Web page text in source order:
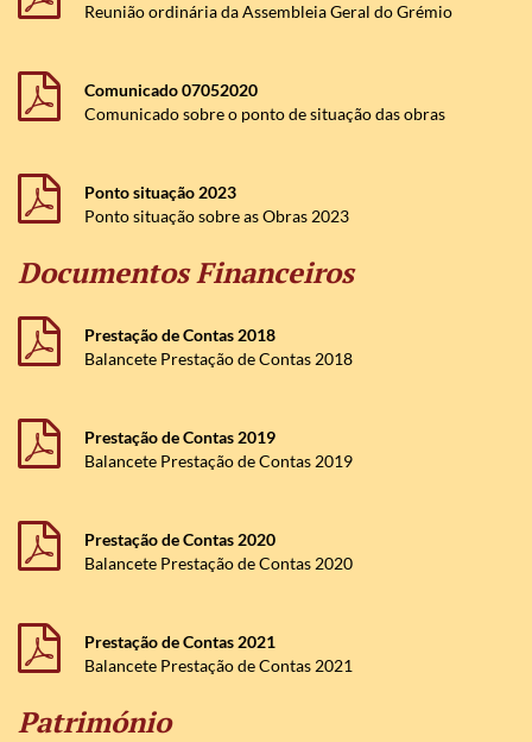
Assembleia Geral do Grémio de Instrução e
Reunião ordinária da Assembleia Geral do Grémio
Pré-Primária, na Rua do Lagar (junto ao Quartel
dos Bombeiros) na Pampilhosa.
Comunicado 07052020
Comunicado sobre o ponto de situação das obras
Ponto situação 2023
Ponto situação sobre as Obras 2023
Documentos Financeiros
Prestação de Contas 2018
Balancete Prestação de Contas 2018
Prestação de Contas 2019
Balancete Prestação de Contas 2019
Prestação de Contas 2020
Balancete Prestação de Contas 2020
Prestação de Contas 2021
Balancete Prestação de Contas 2021
Património